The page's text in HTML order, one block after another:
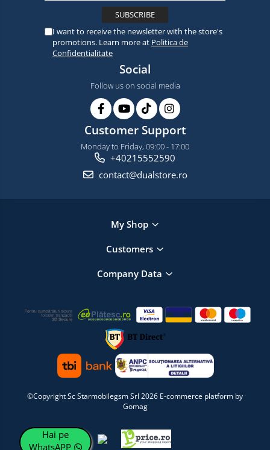
I want to receive the newsletter with the store's
promotions. Learn more at Politica de
Confidentialitate
Social
Follow us on social media
Customer Support
Monday to Friday, 09:00 - 17:00
+40215552590
contact@dualstore.ro
My Shop
Customers
Company Data
©Copyright Sc Starmobilegsm Srl 2026 E-commerce platform by
Gomag
Hai pe
WhatsAPP